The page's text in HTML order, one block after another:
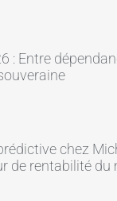
: Entre
chez
de rentabilité du